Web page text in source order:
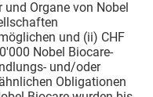
Organe von Nobel
und (ii) CHF
Nobel Biocare-
und/oder
Obligationen